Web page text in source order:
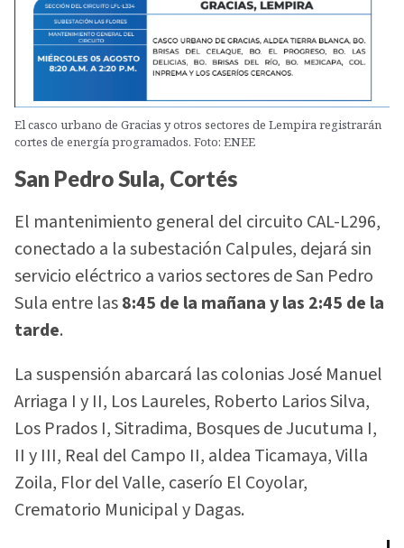
El casco urbano de Gracias y otros sectores de Lempira registrarán
cortes de energía programados. Foto: ENEE
San Pedro Sula, Cortés
El mantenimiento general del circuito CAL-L296,
conectado a la subestación Calpules, dejará sin
servicio eléctrico a varios sectores de San Pedro
Sula entre las8:45 de la mañana y las 2:45 de la
tarde.
La suspensión abarcará las colonias José Manuel
Arriaga I y II, Los Laureles, Roberto Larios Silva,
Los Prados I, Sitradima, Bosques de Jucutuma I,
II y III, Real del Campo II, aldea Ticamaya, Villa
Zoila, Flor del Valle, caserío El Coyolar,
Crematorio Municipal y Dagas.